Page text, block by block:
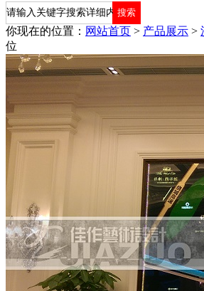
你现在的位置： 网站首页 > 产品展示 >
位